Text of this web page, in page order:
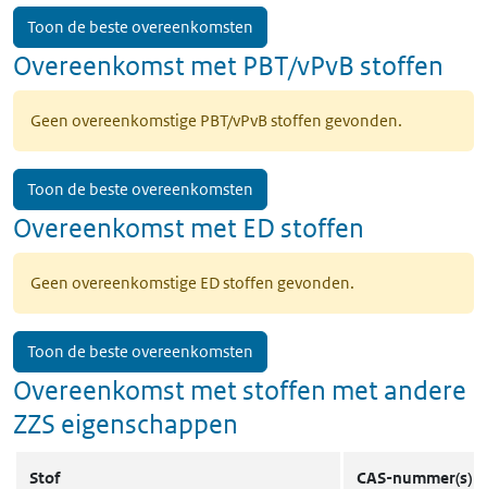
Toon de beste overeenkomsten
Overeenkomst met PBT/vPvB stoffen
Geen overeenkomstige PBT/vPvB stoffen gevonden.
Toon de beste overeenkomsten
Overeenkomst met ED stoffen
Geen overeenkomstige ED stoffen gevonden.
Toon de beste overeenkomsten
Overeenkomst met stoffen met andere
ZZS eigenschappen
Stof CAS-nummer(s)